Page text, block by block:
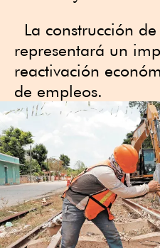
La construcción
representará un
reactivación
de empleos.